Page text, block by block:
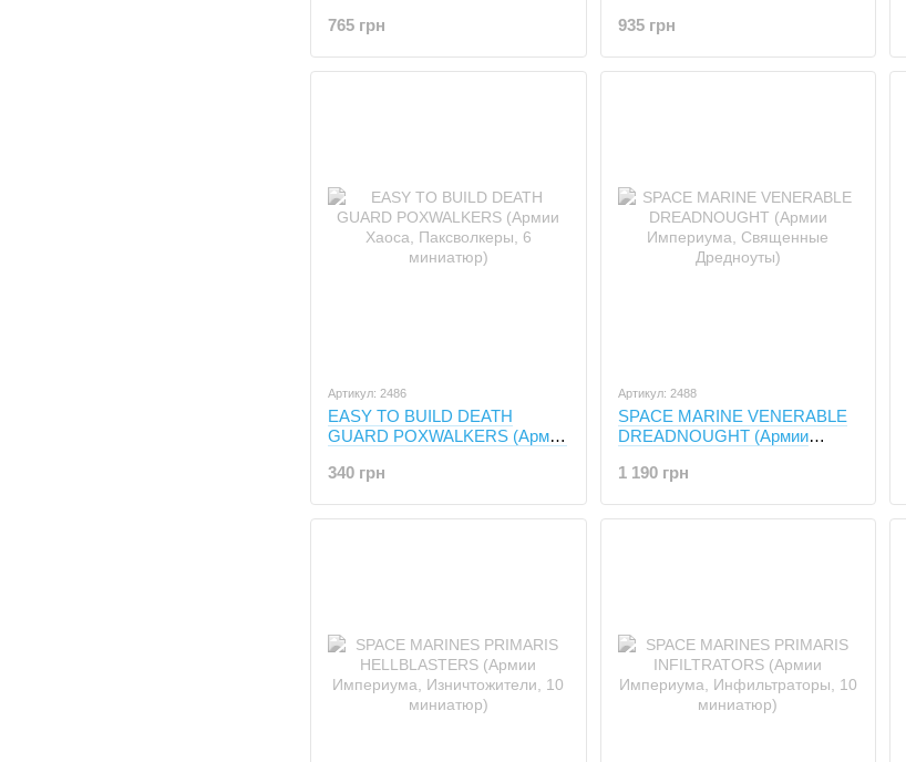
миниатюры)
765 грн
935 грн
Артикул: 2486
EASY TO BUILD DEATH
GUARD POXWALKERS (Армии
миниатюр)
340 грн
Артикул: 2488
SPACE MARINE VENERABLE
DREADNOUGHT (Армии
Дредноуты)
1 190 грн